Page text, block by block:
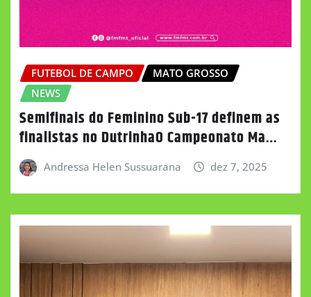
FUTEBOL DE CAMPO
MATO GROSSO
NEWS
Semifinais do Feminino Sub-17 definem as
finalistas no DutrinhaO Campeonato Ma…
Andressa Helen Sussuarana dez 7, 2025